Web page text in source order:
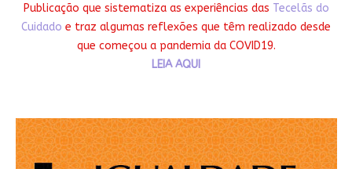
Publicação que sistematiza as experiências das Tecelãs do
Cuidado e traz algumas reflexões que têm realizado desde
que começou a pandemia da COVID19.
LEIA AQUI